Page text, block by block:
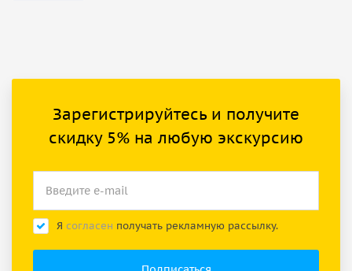
Зарегистрируйтесь и получите
скидку 5% на любую экскурсию
Я согласен получать рекламную рассылку.